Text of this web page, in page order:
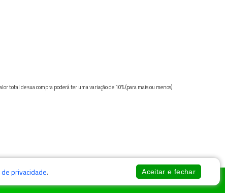
total de sua compra poderá ter uma variação de 10% (para mais ou menos)
privacidade. Aceitar e fechar